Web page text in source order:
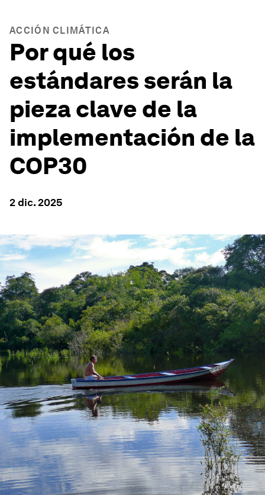
ACCIÓN CLIMÁTICA
Por qué los
estándares serán la
pieza clave de la
implementación de la
COP30
2 dic. 2025